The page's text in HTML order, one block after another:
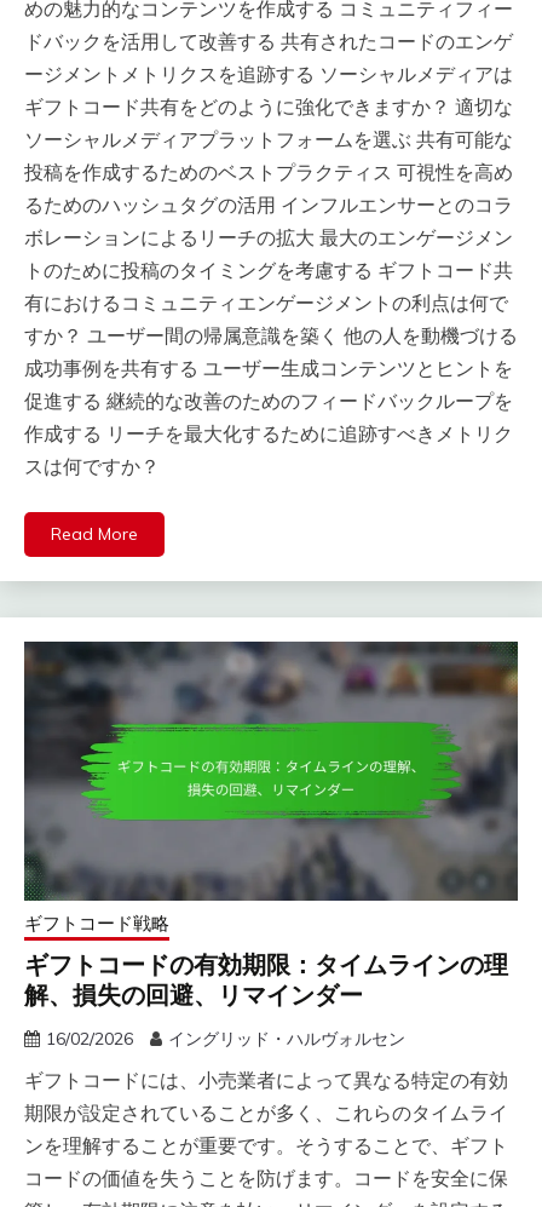
めの魅力的なコンテンツを作成する コミュニティフィー
ドバックを活用して改善する 共有されたコードのエンゲ
ージメントメトリクスを追跡する ソーシャルメディアは
ギフトコード共有をどのように強化できますか？ 適切な
ソーシャルメディアプラットフォームを選ぶ 共有可能な
投稿を作成するためのベストプラクティス 可視性を高め
るためのハッシュタグの活用 インフルエンサーとのコラ
ボレーションによるリーチの拡大 最大のエンゲージメン
トのために投稿のタイミングを考慮する ギフトコード共
有におけるコミュニティエンゲージメントの利点は何で
すか？ ユーザー間の帰属意識を築く 他の人を動機づける
成功事例を共有する ユーザー生成コンテンツとヒントを
促進する 継続的な改善のためのフィードバックループを
作成する リーチを最大化するために追跡すべきメトリク
スは何ですか？
Read More
ギフトコード戦略
ギフトコードの有効期限：タイムラインの理
解、損失の回避、リマインダー
16/02/2026 イングリッド・ハルヴォルセン
ギフトコードには、小売業者によって異なる特定の有効
期限が設定されていることが多く、これらのタイムライ
ンを理解することが重要です。そうすることで、ギフト
コードの価値を失うことを防げます。コードを安全に保